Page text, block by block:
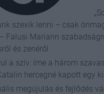
szexik lenni – csak
Falusi Mariann
és zenéről
a szív: íme a három
hercegné kapott egy
megújulás és fejlődés